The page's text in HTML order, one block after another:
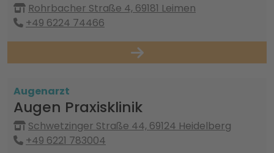
Rohrbacher Straße 4, 69181 Leimen
+49 6224 74466
Augenarzt
Augen Praxisklinik
Schwetzinger Straße 44, 69124 Heidelberg
+49 6221 783004